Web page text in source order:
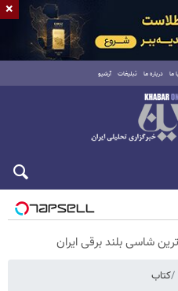
ما درباره ما تبلیغات آرشیو
کتاب
×